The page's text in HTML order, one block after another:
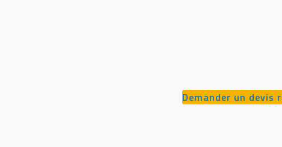
Demander un devis